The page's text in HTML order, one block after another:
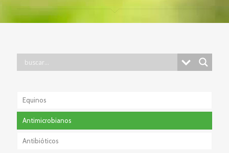
Equinos
Antimicrobianos
Antibióticos